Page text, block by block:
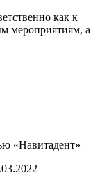
как к
мероприятиям, а
«Навитадент»